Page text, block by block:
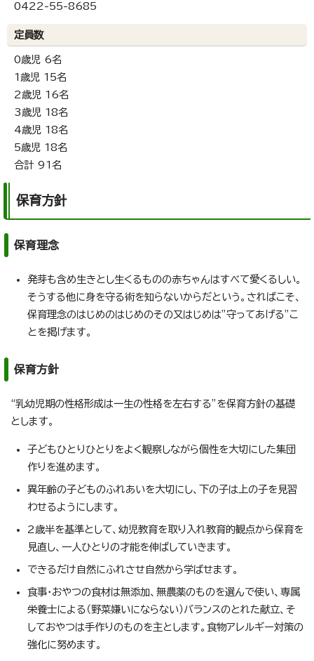
0422-55-8685
定員数
0歳児 6名
1歳児 15名
2歳児 16名
3歳児 18名
4歳児 18名
5歳児 18名
合計 91名
保育方針
保育理念
発芽も含め生きとし生くるものの赤ちゃんはすべて愛くるしい。
そうする他に身を守る術を知らないからだという。さればこそ、
保育理念のはじめのはじめのその又はじめは”守ってあげる”こ
とを掲げます。
保育方針
“乳幼児期の性格形成は一生の性格を左右する”を保育方針の基礎
とします。
子どもひとりひとりをよく観察しながら個性を大切にした集団
作りを進めます。
異年齢の子どものふれあいを大切にし、下の子は上の子を見習
わせるようにします。
2歳半を基準として、幼児教育を取り入れ教育的観点から保育を
見直し、一人ひとりの才能を伸ばしていきます。
できるだけ自然にふれさせ自然から学ばせます。
食事・おやつの食材は無添加、無農薬のものを選んで使い、専属
栄養士による（野菜嫌いにならない）バランスのとれた献立、そ
しておやつは手作りのものを主とします。食物アレルギー対策の
強化に努めます。